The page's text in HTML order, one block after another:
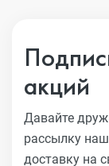
акций
Давайте
рассылку
доставку на